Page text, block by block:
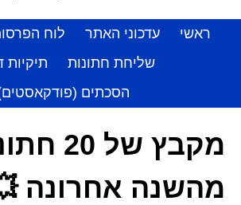
ראשי עדכוני האתר לוח
שליחת חתונות
תיקיות
הסכתים
מקבץ של
מהשנה אחרונה